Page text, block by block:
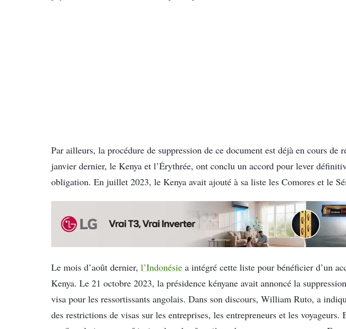
Par ailleurs, la procédure de suppression de ce document est déjà en cours de
janvier dernier, le Kenya et l’Érythrée, ont conclu un accord pour lever
obligation. En juillet 2023, le Kenya avait ajouté à sa liste les Comores et le
Le mois d’août dernier, l’Indonésie a intégré cette liste pour bénéficier d’un
Kenya. Le 21 octobre 2023, la présidence kényane avait annoncé la
visa pour les ressortissants angolais. Dans son discours, William Ruto, a
des restrictions de visas sur les entreprises, les entrepreneurs et les voyageurs.